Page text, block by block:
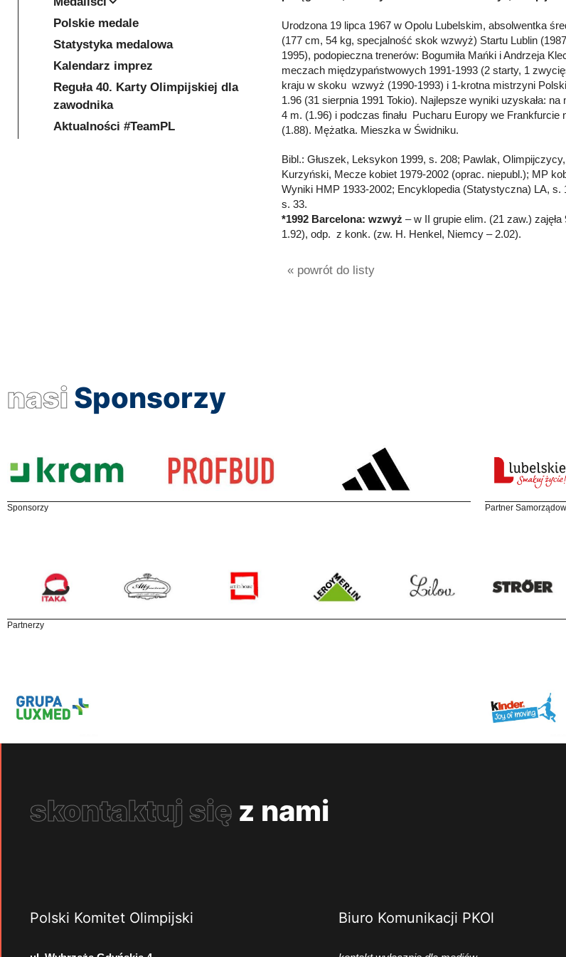
Urodzona 19 lipca 1967 w Opolu Lubelskim, absolwentka
(177 cm, 54 kg, specjalność skok wzwyż) Startu Lublin
1995), podopieczna trenerów: Bogumiła Mańki i Andrzeja
meczach międzypaństwowych 1991-1993 (2 starty, 1
kraju w skoku wzwyż (1990-1993) i 1-krotna mistrzyni
1.96 (31 sierpnia 1991 Tokio). Najlepsze wyniki uzyskała:
4 m. (1.96) i podczas finału Pucharu Europy we Frankfurcie
(1.88). Mężatka. Mieszka w Świdniku.
Bibl.: Głuszek, Leksykon 1999, s. 208; Pawlak,
Kurzyński, Mecze kobiet 1979-2002 (oprac. niepubl.); MP
Wyniki HMP 1933-2002; Encyklopedia (Statystyczna) LA, s.
s. 33.
*1992 Barcelona: wzwyż – w II grupie elim. (21 zaw.)
1.92), odp. z konk. (zw. H. Henkel, Niemcy – 2.02).
« powrót do listy
Polskie medale
Statystyka medalowa
Kalendarz imprez
Reguła 40. Karty Olimpijskiej dla
zawodnika
Aktualności #TeamPL
nasi Sponsorzy
Sponsorzy Partner
Partnerzy
skontaktuj się z nami
Polski Komitet Olimpijski Biuro Komunikacji PKOl